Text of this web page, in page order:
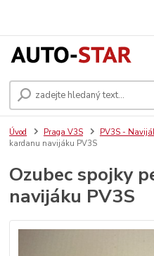
Úvod Praga V3S PV3S -
kardanu navijáku PV3S
Ozubec spojky
navijáku PV3S